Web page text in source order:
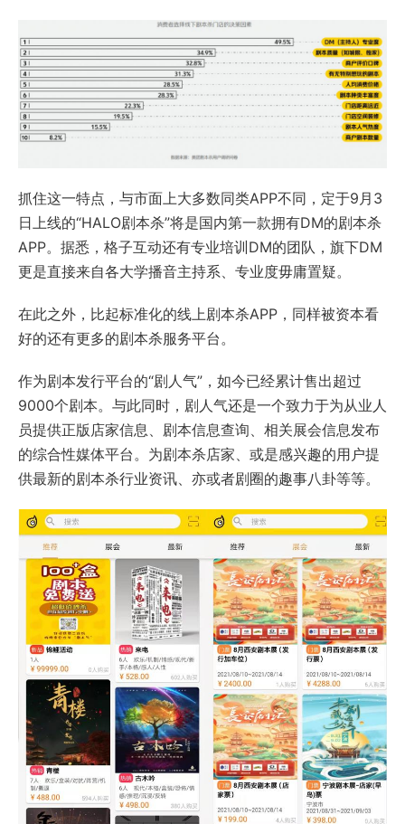
抓住这一特点，与市面上大多数同类APP不同，定于9月3
日上线的“HALO剧本杀”将是国内第一款拥有DM的剧本杀
APP。据悉，格子互动还有专业培训DM的团队，旗下DM
更是直接来自各大学播音主持系、专业度毋庸置疑。
在此之外，比起标准化的线上剧本杀APP，同样被资本看
好的还有更多的剧本杀服务平台。
作为剧本发行平台的“剧人气”，如今已经累计售出超过
9000个剧本。与此同时，剧人气还是一个致力于为从业人
员提供正版店家信息、剧本信息查询、相关展会信息发布
的综合性媒体平台。为剧本杀店家、或是感兴趣的用户提
供最新的剧本杀行业资讯、亦或者剧圈的趣事八卦等等。